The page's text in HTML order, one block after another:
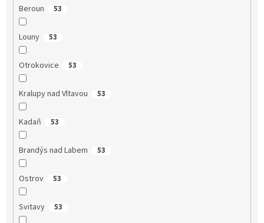
Beroun 53
Louny 53
Otrokovice 53
Kralupy nad Vltavou 53
Kadaň 53
Brandýs nad Labem 53
Ostrov 53
Svitavy 53